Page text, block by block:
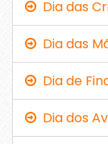
Dia das
Dia das
Dia de
Dia dos